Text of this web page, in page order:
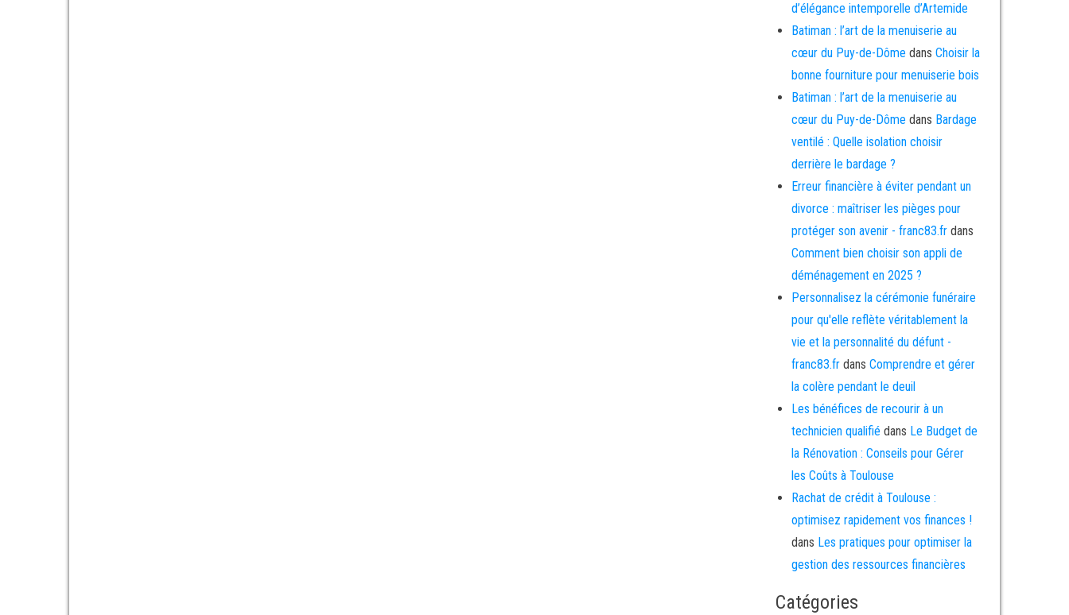
d’élégance intemporelle d’Artemide
Batiman : l’art de la menuiserie au
cœur du Puy-de-Dôme dans Choisir la
bonne fourniture pour menuiserie bois
Batiman : l’art de la menuiserie au
cœur du Puy-de-Dôme dans Bardage
ventilé : Quelle isolation choisir
derrière le bardage ?
Erreur financière à éviter pendant un
divorce : maîtriser les pièges pour
protéger son avenir - franc83.frdans
Comment bien choisir son appli de
déménagement en 2025 ?
Personnalisez la cérémonie funéraire
pour qu'elle reflète véritablement la
vie et la personnalité du défunt -
franc83.frdans Comprendre et gérer
la colère pendant le deuil
Les bénéfices de recourir à un
technicien qualifié dans Le Budget de
la Rénovation : Conseils pour Gérer
les Coûts à Toulouse
Rachat de crédit à Toulouse :
optimisez rapidement vos finances !
dans Les pratiques pour optimiser la
gestion des ressources financières
Catégories